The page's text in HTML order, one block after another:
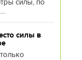
силы, по
силы в